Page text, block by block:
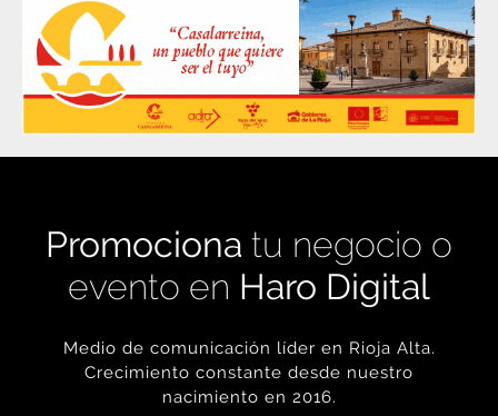
Promociona tu negocio o
evento en Haro Digital
Medio de comunicación líder en Rioja Alta.
Crecimiento constante desde nuestro
nacimiento en 2016.